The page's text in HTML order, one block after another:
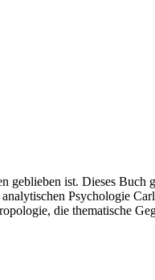
ist. Dieses Buch
Psychologie
die thematische